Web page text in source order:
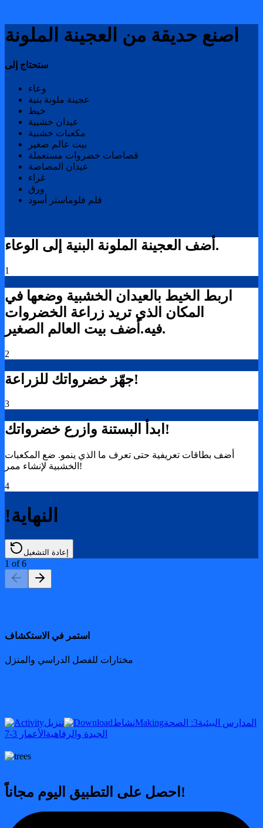
اصنع حديقة من العجينة الملونة
ستحتاج إلى
وعاء
عجينة ملونة بنية
خيط
عيدان خشبية
مكعبات خشبية
بيت عالم صغير
قصاصات خضروات مستعملة
عيدان المصاصة
غراء
ورق
قلم فلوماستر أسود
أضف العجينة الملونة البنية إلى الوعاء.
1
اربط الخيط بالعيدان الخشبية وضعها في
المكان الذي تريد زراعة الخضروات
فيه.أضف بيت العالم الصغير.
2
جهّز خضرواتك للزراعة!
3
ابدأ البستنة وازرع خضرواتك!
أضف بطاقات تعريفية حتى تعرف ما الذي ينمو. ضع المكعبات
الخشبية لإنشاء ممر!
4
!النهاية
إعادة التشغيل
1 of6
استمر في الاستكشاف
مختارات للفصل الدراسي والمنزل
نشاط تنزيل Making المدارس البيئية 3: الصحة
الجيدة والرفاهية الأعمار 3-7
احصل على التطبيق اليوم مجاناً!